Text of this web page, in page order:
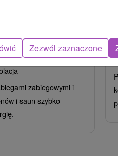
ucieczka od
Teplice
zabiegowymi i
i saun szybko
Zezwól zaznaczone